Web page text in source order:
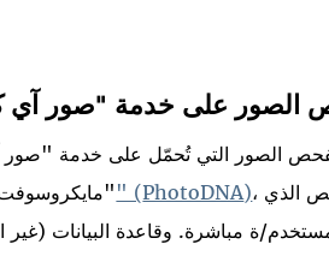
الصور على خدمة "صور آي
الصور التي تُحمّل على خدمة "صور آي
" (PhotoDNA)، أما الفارق الأساسي فهو أنّ الفحص الذي
ة مباشرة. وقاعدة البيانات (غير